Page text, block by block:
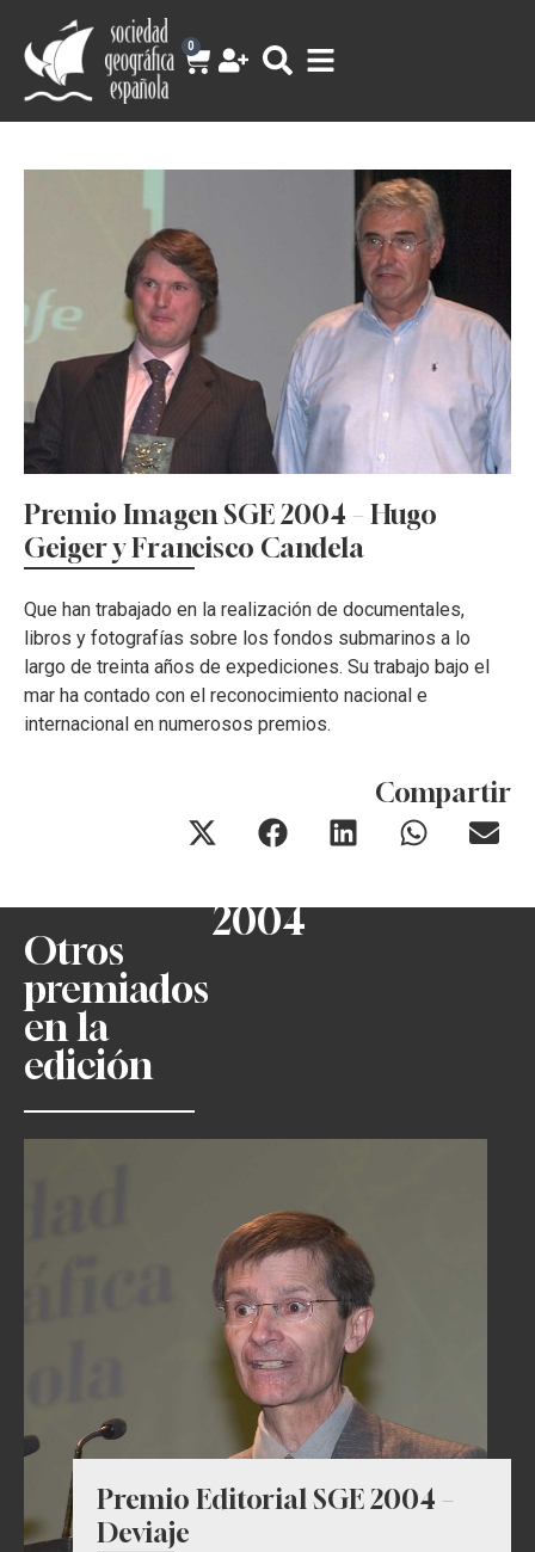
0
Premio Imagen SGE 2004 – Hugo
Geiger y Francisco Candela
Que han trabajado en la realización de documentales,
libros y fotografías sobre los fondos submarinos a lo
largo de treinta años de expediciones. Su trabajo bajo el
mar ha contado con el reconocimiento nacional e
internacional en numerosos premios.
Compartir
Otros
premiados
en la
edición
2004
Premio Editorial SGE 2004 –
Deviaje